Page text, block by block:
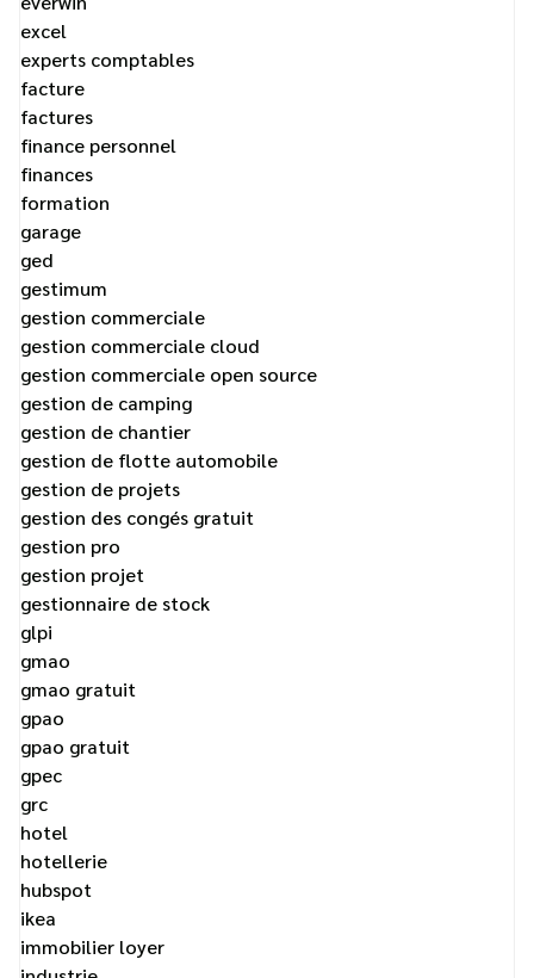
excel
experts comptables
facture
factures
finance personnel
finances
formation
garage
ged
gestimum
gestion commerciale
gestion commerciale cloud
gestion commerciale open source
gestion de camping
gestion de chantier
gestion de flotte automobile
gestion de projets
gestion des congés gratuit
gestion pro
gestion projet
gestionnaire de stock
glpi
gmao
gmao gratuit
gpao
gpao gratuit
gpec
grc
hotel
hotellerie
hubspot
ikea
immobilier loyer